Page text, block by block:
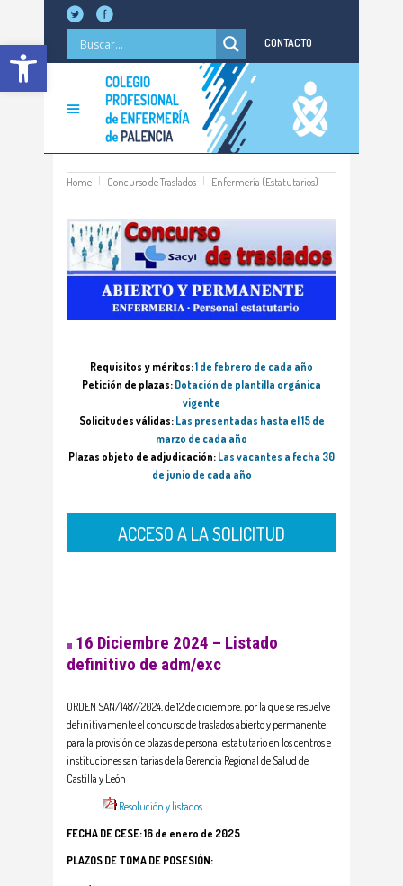
Abrir barra de herramientas CONTACTO
Home Concurso de Traslados Enfermería (Estatutarios)
Requisitos y méritos:1 de febrero de cada año
Petición de plazas: Dotación de plantilla orgánica
vigente
Solicitudes válidas: Las presentadas hasta el 15 de
marzo de cada año
Plazas objeto de adjudicación: Las vacantes a fecha 30
de junio de cada año
ACCESO A LA SOLICITUD
16 Diciembre 2024 – Listado
definitivo de adm/exc
ORDEN SAN/1487/2024, de 12 de diciembre, por la que se resuelve
definitivamente el concurso de traslados abierto y permanente
para la provisión de plazas de personal estatutario en los centros e
instituciones sanitarias de la Gerencia Regional de Salud de
Castilla y León
Resolución y listados
FECHA DE CESE: 16 de enero de 2025
PLAZOS DE TOMA DE POSESIÓN: